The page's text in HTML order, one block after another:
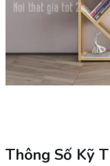
Thông Số Kỹ